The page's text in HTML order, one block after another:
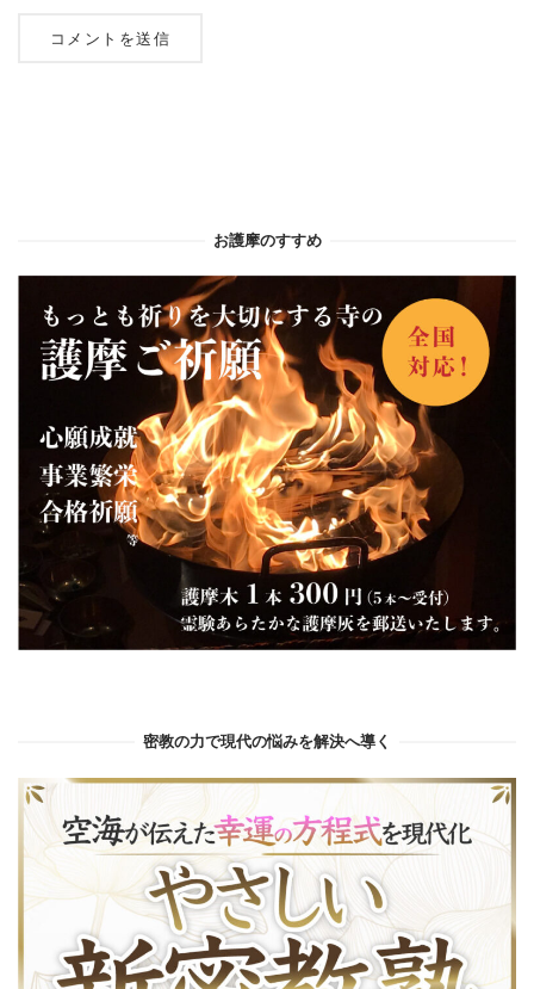
お護摩のすすめ
密教の力で現代の悩みを解決へ導く